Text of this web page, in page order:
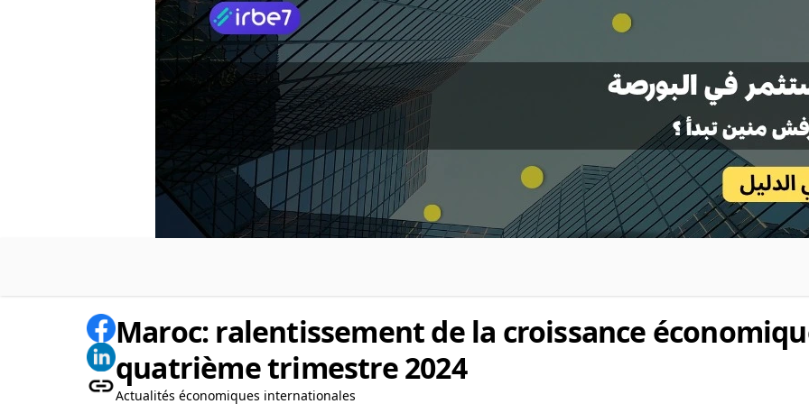
Maroc: ralentissement de la croissance
quatrième trimestre 2024
Actualités économiques internationales